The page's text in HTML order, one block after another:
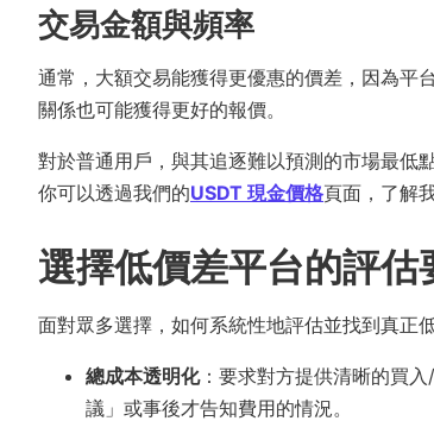
交易金額與頻率
通常，大額交易能獲得更優惠的價差，因為平
關係也可能獲得更好的報價。
對於普通用戶，與其追逐難以預測的市場最低
你可以透過我們的USDT 現金價格頁面，了解
選擇低價差平台的評估
面對眾多選擇，如何系統性地評估並找到真正
總成本透明化：要求對方提供清晰的買
議」或事後才告知費用的情況。